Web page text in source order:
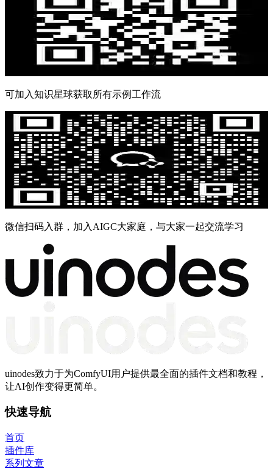
可加入知识星球获取所有示例工作流
微信扫码入群，加入AIGC大家庭，与大家一起交流学习
uinodes致力于为ComfyUI用户提供最全面的插件文档和教程，
让AI创作变得更简单。
快速导航
首页
插件库
系列文章